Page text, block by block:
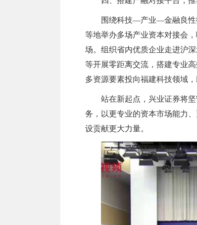
围绕科技—产业—金融良性
等地举办多场产业资本对接会
场。组织省内优质企业走进沪
等开展零距离交流，搭建专业
多资源要素投向福建科技领域
站在新起点，兴业证券将
务，以更专业的资本市场能力
设贡献更大力量。